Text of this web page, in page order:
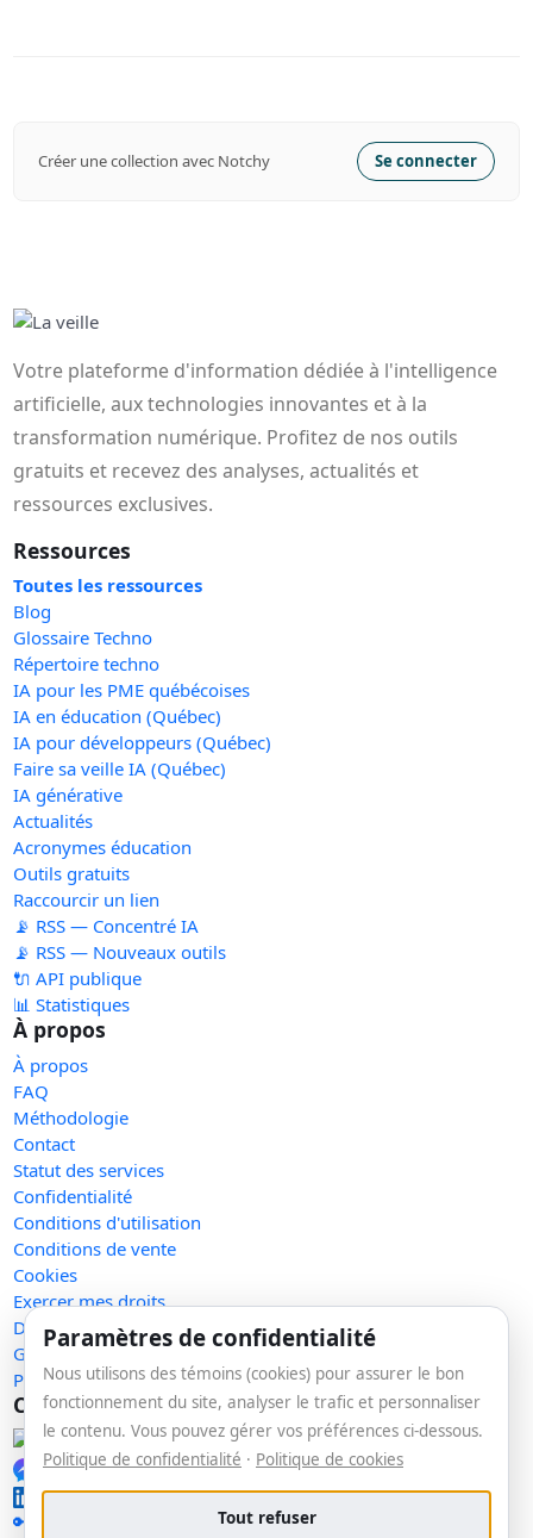
Créer une collection avec Notchy Se connecter
Votre plateforme d'information dédiée à l'intelligence
artificielle, aux technologies innovantes et à la
transformation numérique. Profitez de nos outils
gratuits et recevez des analyses, actualités et
ressources exclusives.
Ressources
Toutes les ressources
Blog
Glossaire Techno
Répertoire techno
IA pour les PME québécoises
IA en éducation (Québec)
IA pour développeurs (Québec)
Faire sa veille IA (Québec)
IA générative
Actualités
Acronymes éducation
Outils gratuits
Raccourcir un lien
📡 RSS — Concentré IA
📡 RSS — Nouveaux outils
🔌 API publique
📊 Statistiques
À propos
À propos
FAQ
Méthodologie
Contact
Statut des services
Confidentialité
Conditions d'utilisation
Conditions de vente
Cookies
Exercer mes droits
Demande de retrait
Gérer les témoins
Plan du site
Communauté
Facebook
Messenger
LinkedIn
🔑 Se connecter
Paramètres de confidentialité
Nous utilisons des témoins (cookies) pour assurer le bon
fonctionnement du site, analyser le trafic et personnaliser
le contenu. Vous pouvez gérer vos préférences ci-dessous.
Politique de confidentialité · Politique de cookies
Tout refuser